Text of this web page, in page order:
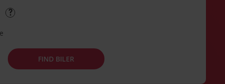
FIND BILER